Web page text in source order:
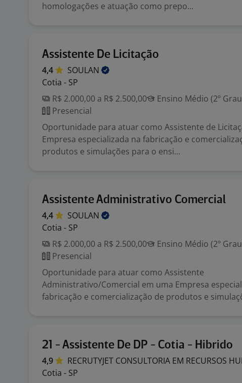
homologações e atuação como prepo...
Assistente De Licitação
4,4
SOULAN
Cotia - SP
R$ 2.000,00 a R$ 2.500,00
Ensino Médio (2º
Presencial
Oportunidade para atuar como Assistente de
Empresa especializada na fabricação e
produtos e simulações para o ensi...
Assistente Administrativo Comercial
4,4
SOULAN
Cotia - SP
R$ 2.000,00 a R$ 2.500,00
Ensino Médio (2º
Presencial
Oportunidade para atuar como Assistente
Administrativo/Comercial em uma Empresa
fabricação e comercialização de produtos e
21 - Assistente De DP - Cotia - Hibrido
4,9 RECRUTYJET CONSULTORIA EM RECURSOS
Cotia - SP